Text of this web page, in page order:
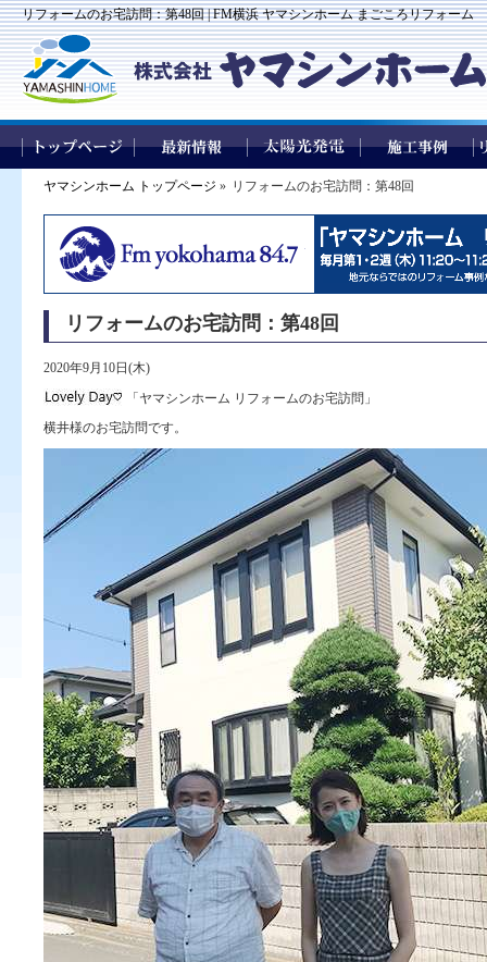
リフォームのお宅訪問：第48回 | FM横浜 ヤマシンホーム まごころリフォーム
ヤマシンホーム トップページ » リフォームのお宅訪問：第48回
リフォームのお宅訪問：第48回
2020年9月10日(木)
「ヤマシンホーム リフォームのお宅訪問」
横井様のお宅訪問です。